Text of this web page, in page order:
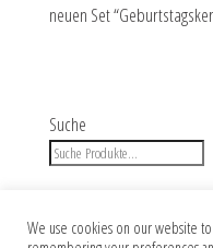
neuen Set
Suche
We use cookies on our website